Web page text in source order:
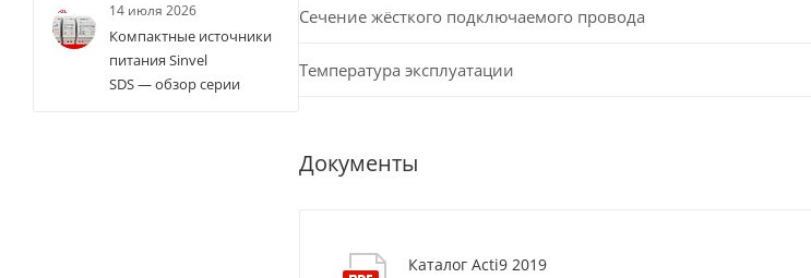
Сечение жёсткого подключаемого провода
Температура эксплуатации
Документы
Каталог Acti9 2019
14 июля 2026
Компактные источники
питания Sinvel
SDS — обзор серии